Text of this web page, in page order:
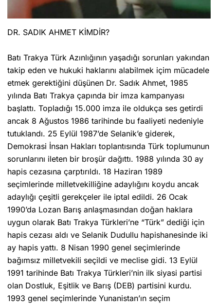
DR. SADIK AHMET KİMDİR?
Batı Trakya Türk Azınlığının yaşadığı sorunları yakından
takip eden ve hukuki haklarını alabilmek içim mücadele
etmek gerektiğini düşünen Dr. Sadık Ahmet, 1985
yılında Batı Trakya çapında bir imza kampanyası
başlattı. Topladığı 15.000 imza ile oldukça ses getirdi
ancak 8 Ağustos 1986 tarihinde bu faaliyeti nedeniyle
tutuklandı. 25 Eylül 1987’de Selanik’e giderek,
Demokrasi İnsan Hakları toplantısında Türk toplumunun
sorunlarını ileten bir broşür dağıttı. 1988 yılında 30 ay
hapis cezasına çarptırıldı. 18 Haziran 1989
seçimlerinde milletvekilliğine adaylığını koydu ancak
adaylığı çeşitli gerekçeler ile iptal edildi. 26 Ocak
1990’da Lozan Barış anlaşmasından doğan haklara
uygun olarak Batı Trakya Türkleri’ne “Türk” dediği için
hapis cezası aldı ve Selanik Dudullu hapishanesinde iki
ay hapis yattı. 8 Nisan 1990 genel seçimlerinde
bağımsız milletvekili seçildi ve meclise gidi. 13 Eylül
1991 tarihinde Batı Trakya Türkleri’nin ilk siyasi partisi
olan Dostluk, Eşitlik ve Barış (DEB) partisini kurdu.
1993 genel seçimlerinde Yunanistan’ın seçim